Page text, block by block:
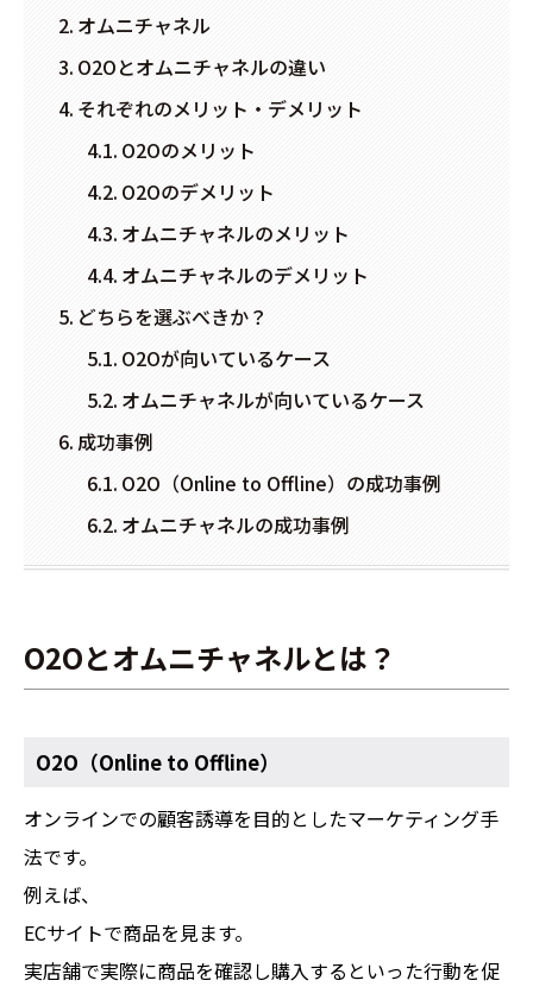
オムニチャネル
O2Oとオムニチャネルの違い
それぞれのメリット・デメリット
O2Oのメリット
O2Oのデメリット
オムニチャネルのメリット
オムニチャネルのデメリット
どちらを選ぶべきか？
O2Oが向いているケース
オムニチャネルが向いているケース
成功事例
O2O（Online to Offline）の成功事例
オムニチャネルの成功事例
O2Oとオムニチャネルとは？
O2O（Online to Offline）
オンラインでの顧客誘導を目的としたマーケティング手
法です。
例えば、
ECサイトで商品を見ます。
実店舗で実際に商品を確認し購入するといった行動を促